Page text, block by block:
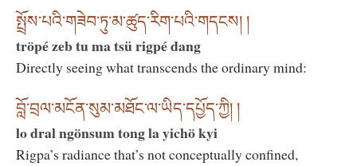
སྤྲོས་པའི་གཟེབ་ཏུ་མ་ཚུད་རིག་པའི་གདངས། །
tröpé zeb tu ma tsü rigpé dang
Directly seeing what transcends the ordinary mind:
བློ་བྲལ་མངོན་སུམ་མཐོང་ལ་ཡིད་དཔྱོད་ཀྱི། །
lo dral ngönsum tong la yichö kyi
Rigpa’s radiance that’s not conceptually confined,